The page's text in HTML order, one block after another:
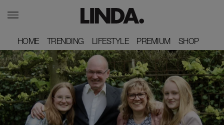
HOME
HOME TRENDING
TRENDING LIFESTYLE
LIFESTYLE PREMIUM
PREMIUM SHOP
SHOP